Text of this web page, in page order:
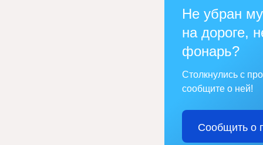
Не убран
на дороге,
фонарь?
Столкнулись с
сообщите о ней!
Сообщить о